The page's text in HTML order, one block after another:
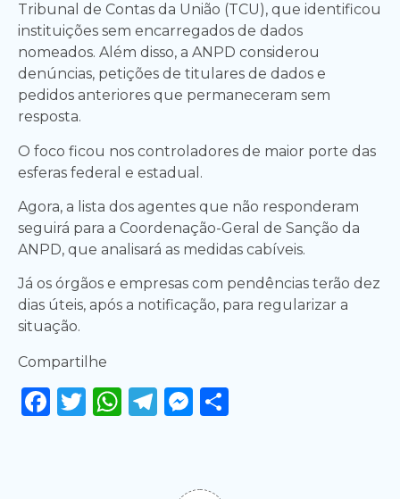
Tribunal de Contas da União (TCU), que identificou
instituições sem encarregados de dados
nomeados. Além disso, a ANPD considerou
denúncias, petições de titulares de dados e
pedidos anteriores que permaneceram sem
resposta.
O foco ficou nos controladores de maior porte das
esferas federal e estadual.
Agora, a lista dos agentes que não responderam
seguirá para a Coordenação-Geral de Sanção da
ANPD, que analisará as medidas cabíveis.
Já os órgãos e empresas com pendências terão dez
dias úteis, após a notificação, para regularizar a
situação.
Compartilhe
Facebook
Twitter
WhatsApp
Telegram
Messenger